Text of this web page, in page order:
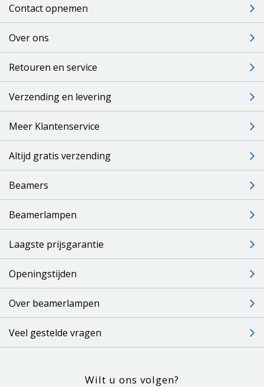
Contact opnemen
Over ons
Retouren en service
Verzending en levering
Meer Klantenservice
Altijd gratis verzending
Beamers
Beamerlampen
Laagste prijsgarantie
Openingstijden
Over beamerlampen
Veel gestelde vragen
Wilt u ons volgen?